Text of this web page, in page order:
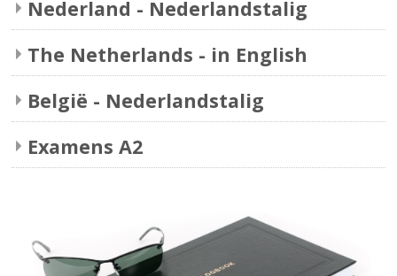
Nederland - Nederlandstalig
The Netherlands - in English
België - Nederlandstalig
Examens A2